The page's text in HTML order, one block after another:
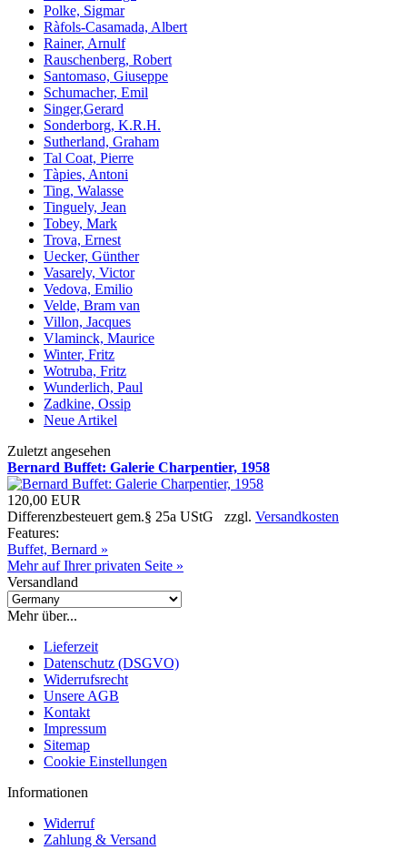
Polke, Sigmar
Ràfols-Casamada, Albert
Rainer, Arnulf
Rauschenberg, Robert
Santomaso, Giuseppe
Schumacher, Emil
Singer,Gerard
Sonderborg, K.R.H.
Sutherland, Graham
Tal Coat, Pierre
Tàpies, Antoni
Ting, Walasse
Tinguely, Jean
Tobey, Mark
Trova, Ernest
Uecker, Günther
Vasarely, Victor
Vedova, Emilio
Velde, Bram van
Villon, Jacques
Vlaminck, Maurice
Winter, Fritz
Wotruba, Fritz
Wunderlich, Paul
Zadkine, Ossip
Neue Artikel
Zuletzt angesehen
Bernard Buffet: Galerie Charpentier, 1958
120,00 EUR
Differenzbesteuert gem.§ 25a UStG zzgl. Versandkosten
Features:
Buffet, Bernard »
Mehr auf Ihrer privaten Seite »
Versandland
Mehr über...
Lieferzeit
Datenschutz (DSGVO)
Widerrufsrecht
Unsere AGB
Kontakt
Impressum
Sitemap
Cookie Einstellungen
Informationen
Widerruf
Zahlung & Versand